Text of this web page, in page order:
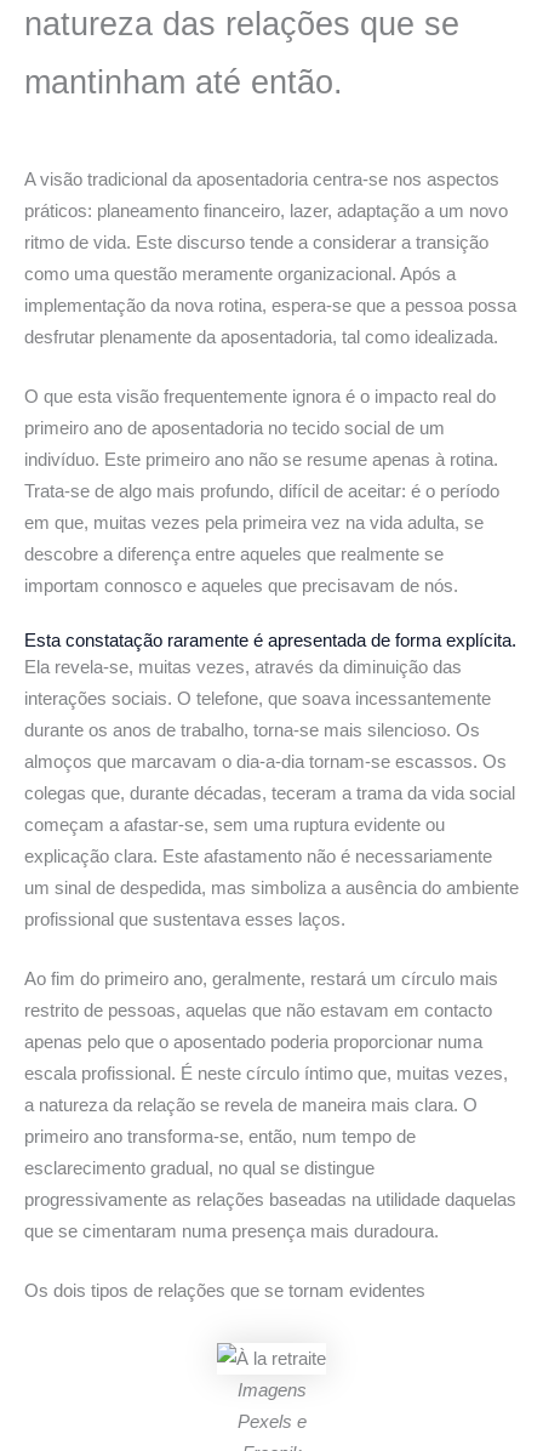
natureza das relações que se
mantinham até então.
A visão tradicional da aposentadoria centra-se nos aspectos
práticos: planeamento financeiro, lazer, adaptação a um novo
ritmo de vida. Este discurso tende a considerar a transição
como uma questão meramente organizacional. Após a
implementação da nova rotina, espera-se que a pessoa possa
desfrutar plenamente da aposentadoria, tal como idealizada.
O que esta visão frequentemente ignora é o impacto real do
primeiro ano de aposentadoria no tecido social de um
indivíduo. Este primeiro ano não se resume apenas à rotina.
Trata-se de algo mais profundo, difícil de aceitar: é o período
em que, muitas vezes pela primeira vez na vida adulta, se
descobre a diferença entre aqueles que realmente se
importam connosco e aqueles que precisavam de nós.
Esta constatação raramente é apresentada de forma explícita.
Ela revela-se, muitas vezes, através da diminuição das
interações sociais. O telefone, que soava incessantemente
durante os anos de trabalho, torna-se mais silencioso. Os
almoços que marcavam o dia-a-dia tornam-se escassos. Os
colegas que, durante décadas, teceram a trama da vida social
começam a afastar-se, sem uma ruptura evidente ou
explicação clara. Este afastamento não é necessariamente
um sinal de despedida, mas simboliza a ausência do ambiente
profissional que sustentava esses laços.
Ao fim do primeiro ano, geralmente, restará um círculo mais
restrito de pessoas, aquelas que não estavam em contacto
apenas pelo que o aposentado poderia proporcionar numa
escala profissional. É neste círculo íntimo que, muitas vezes,
a natureza da relação se revela de maneira mais clara. O
primeiro ano transforma-se, então, num tempo de
esclarecimento gradual, no qual se distingue
progressivamente as relações baseadas na utilidade daquelas
que se cimentaram numa presença mais duradoura.
Os dois tipos de relações que se tornam evidentes
Imagens
Pexels e